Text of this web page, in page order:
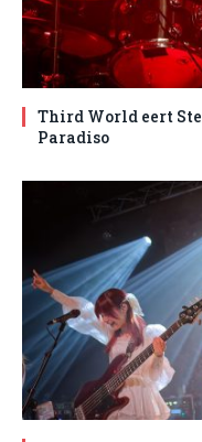
Third World eert
Paradiso